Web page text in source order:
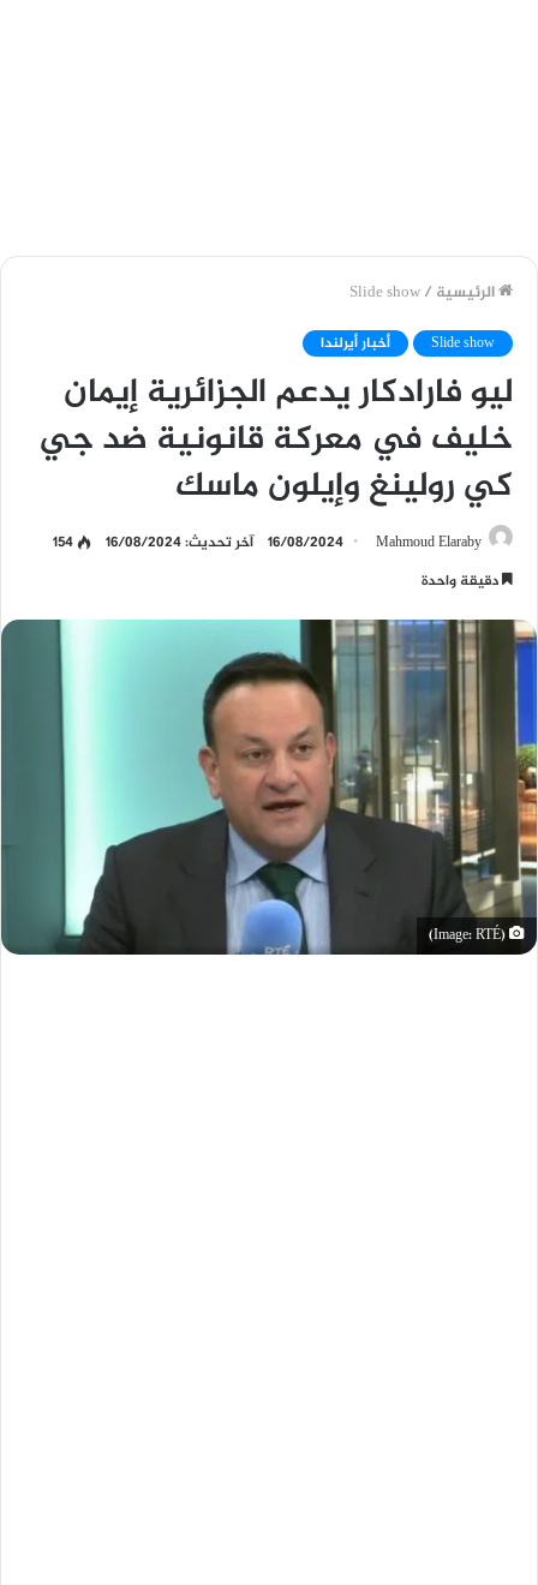
الرئيسية /
Slide show
Slide show أخبار أيرلندا
ليو فارادكار يدعم الجزائرية إيمان
خليف في معركة قانونية ضد جي
كي رولينغ وإيلون ماسك
Mahmoud Elaraby
16/08/2024 آخر تحديث: 16/08/2024
154
دقيقة واحدة
(Image: RTÉ)